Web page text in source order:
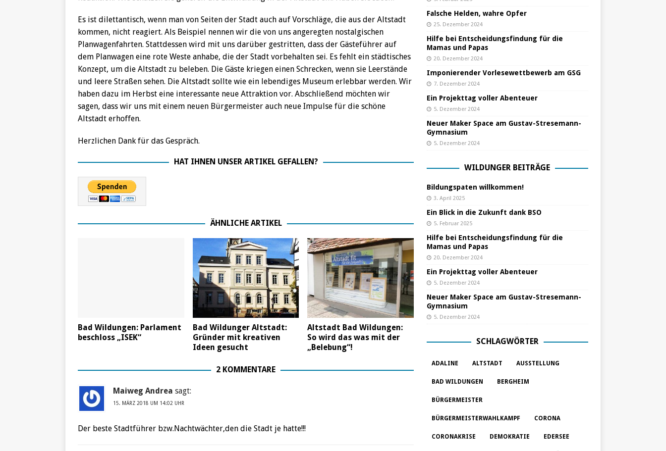
Es ist dilettantisch, wenn man von Seiten der Stadt auch auf Vorschläge, die aus der Altstadt
kommen, nicht reagiert. Als Beispiel nennen wir die von uns angeregten nostalgischen
Planwagenfahrten. Stattdessen wird mit uns darüber gestritten, dass der Gästeführer auf
dem Planwagen eine rote Weste anhabe, die der Stadt vorbehalten sei. Es fehlt ein städtisches
Konzept, um die Altstadt zu beleben. Die Gäste kriegen einen Schrecken, wenn sie Leerstände
und leere Straßen sehen. Die Altstadt sollte wie ein lebendiges Museum erlebbar werden. Wir
haben dazu im Herbst eine interessante neue Attraktion vor. Abschließend möchten wir
sagen, dass wir uns mit einem neuen Bürgermeister auch neue Impulse für die schöne
Altstadt erhoffen.
Herzlichen Dank für das Gespräch.
HAT IHNEN UNSER ARTIKEL GEFALLEN?
ÄHNLICHE ARTIKEL
Bad Wildungen: Parlament
beschloss „ISEK“
Bad Wildunger Altstadt:
Gründer mit kreativen
Ideen gesucht
Altstadt Bad Wildungen:
So wird das was mit der
„Belebung“!
2 KOMMENTARE
Maiweg Andrea sagt:
15. MÄRZ 2018 UM 14:02 UHR
Der beste Stadtführer bzw.Nachtwächter,den die Stadt je hatte!!!
Falsche Helden, wahre Opfer
25. Dezember 2024
Hilfe bei Entscheidungsfindung für die
Mamas und Papas
20. Dezember 2024
Imponierender Vorlesewettbewerb am GSG
7. Dezember 2024
Ein Projekttag voller Abenteuer
5. Dezember 2024
Neuer Maker Space am Gustav-Stresemann-
Gymnasium
5. Dezember 2024
WILDUNGER BEITRÄGE
Bildungspaten willkommen!
3. April 2025
Ein Blick in die Zukunft dank BSO
5. Februar 2025
Hilfe bei Entscheidungsfindung für die
Mamas und Papas
20. Dezember 2024
Ein Projekttag voller Abenteuer
5. Dezember 2024
Neuer Maker Space am Gustav-Stresemann-
Gymnasium
5. Dezember 2024
SCHLAGWÖRTER
ADALINE ALTSTADT AUSSTELLUNG
BAD WILDUNGEN BERGHEIM
BÜRGERMEISTER
BÜRGERMEISTERWAHLKAMPF CORONA
CORONAKRISE DEMOKRATIE EDERSEE